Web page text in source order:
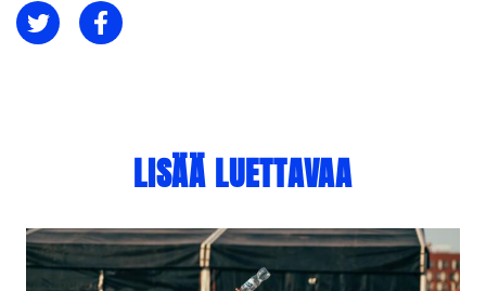
Jaa TwitterissäJaa Facebookissa
LISÄÄ LUETTAVAA